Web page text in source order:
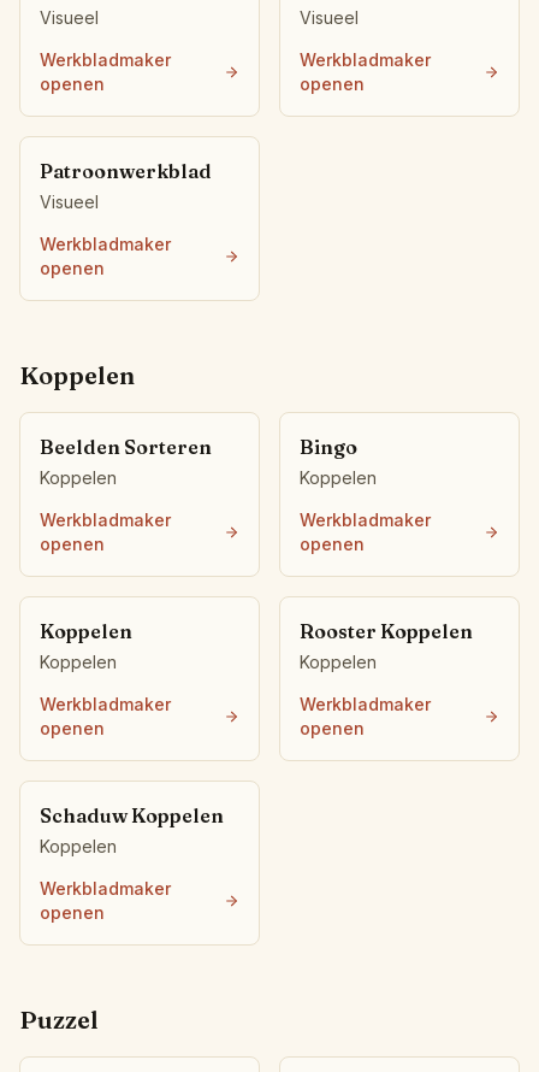
Visueel
Werkbladmaker
openen
Visueel
Werkbladmaker
openen
Patroonwerkblad
Visueel
Werkbladmaker
openen
Koppelen
Beelden Sorteren
Koppelen
Werkbladmaker
openen
Bingo
Koppelen
Werkbladmaker
openen
Koppelen
Koppelen
Werkbladmaker
openen
Rooster Koppelen
Koppelen
Werkbladmaker
openen
Schaduw Koppelen
Koppelen
Werkbladmaker
openen
Puzzel